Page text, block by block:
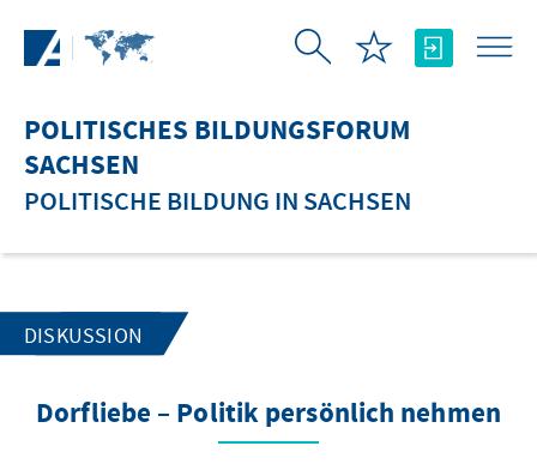
POLITISCHES BILDUNGSFORUM
SACHSEN
POLITISCHE BILDUNG IN SACHSEN
DISKUSSION
Dorfliebe – Politik persönlich nehmen